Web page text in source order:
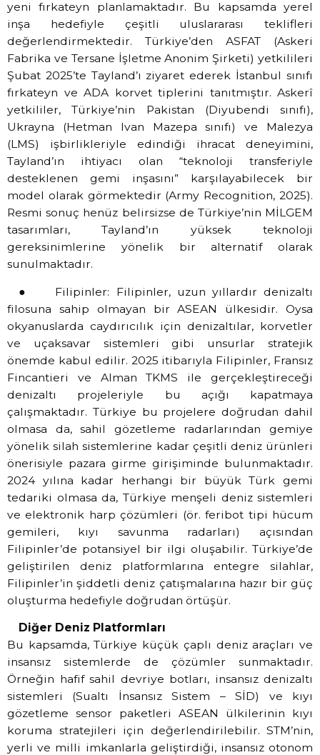
yeni fırkateyn planlamaktadır. Bu kapsamda yerel
inşa hedefiyle çeşitli uluslararası teklifleri
değerlendirmektedir. Türkiye’den ASFAT (Askeri
Fabrika ve Tersane İşletme Anonim Şirketi) yetkilileri
Şubat 2025’te Tayland’ı ziyaret ederek İstanbul sınıfı
fırkateyn ve ADA korvet tiplerini tanıtmıştır. Askerî
yetkililer, Türkiye’nin Pakistan (Diyubendi sınıfı),
Ukrayna (Hetman Ivan Mazepa sınıfı) ve Malezya
(LMS) işbirlikleriyle edindiği ihracat deneyimini,
Tayland’ın ihtiyacı olan “teknoloji transferiyle
desteklenen gemi inşasını” karşılayabilecek bir
model olarak görmektedir (Army Recognition, 2025).
Resmi sonuç henüz belirsizse de Türkiye’nin MİLGEM
tasarımları, Tayland’ın yüksek teknoloji
gereksinimlerine yönelik bir alternatif olarak
sunulmaktadır.
● Filipinler: Filipinler, uzun yıllardır denizaltı
filosuna sahip olmayan bir ASEAN ülkesidir. Oysa
okyanuslarda caydırıcılık için denizaltılar, korvetler
ve uçaksavar sistemleri gibi unsurlar stratejik
önemde kabul edilir. 2025 itibarıyla Filipinler, Fransız
Fincantieri ve Alman TKMS ile gerçekleştireceği
denizaltı projeleriyle bu açığı kapatmaya
çalışmaktadır. Türkiye bu projelere doğrudan dahil
olmasa da, sahil gözetleme radarlarından gemiye
yönelik silah sistemlerine kadar çeşitli deniz ürünleri
önerisiyle pazara girme girişiminde bulunmaktadır.
2024 yılına kadar herhangi bir büyük Türk gemi
tedariki olmasa da, Türkiye menşeli deniz sistemleri
ve elektronik harp çözümleri (ör. feribot tipi hücum
gemileri, kıyı savunma radarları) açısından
Filipinler’de potansiyel bir ilgi oluşabilir. Türkiye’de
geliştirilen deniz platformlarına entegre silahlar,
Filipinler’in şiddetli deniz çatışmalarına hazır bir güç
oluşturma hedefiyle doğrudan örtüşür.
Diğer Deniz Platformları
Bu kapsamda, Türkiye küçük çaplı deniz araçları ve
insansız sistemlerde de çözümler sunmaktadır.
Örneğin hafif sahil devriye botları, insansız denizaltı
sistemleri (Sualtı İnsansız Sistem – SİD) ve kıyı
gözetleme sensor paketleri ASEAN ülkilerinin kıyı
koruma stratejileri için değerlendirilebilir. STM’nin,
yerli ve milli imkanlarla geliştirdiği, insansız otonom